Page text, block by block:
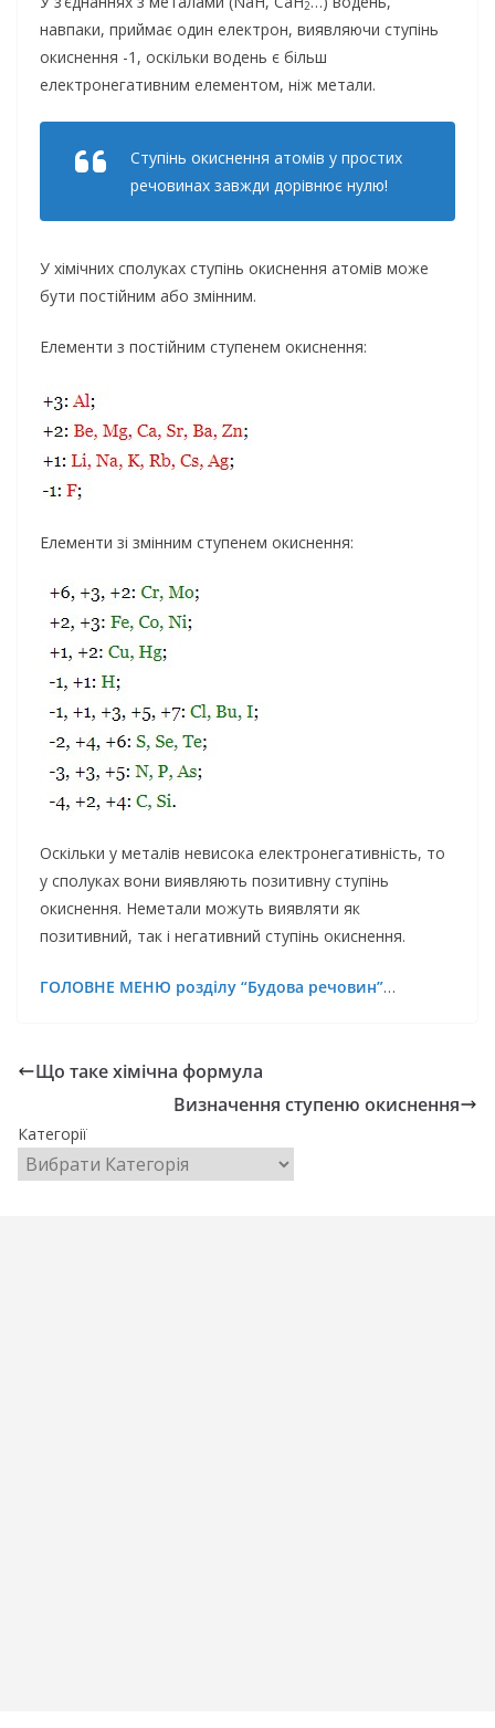
2
навпаки, приймає один електрон, виявляючи ступінь
окиснення -1, оскільки водень є більш
електронегативним елементом, ніж метали.
Ступінь окиснення атомів у простих
речовинах завжди дорівнює нулю!
У хімічних сполуках ступінь окиснення атомів може
бути постійним або змінним.
Елементи з постійним ступенем окиснення:
Елементи зі змінним ступенем окиснення:
Оскільки у металів невисока електронегативність, то
у сполуках вони виявляють позитивну ступінь
окиснення. Неметали можуть виявляти як
позитивний, так і негативний ступінь окиснення.
ГОЛОВНЕ МЕНЮ розділу “Будова речовин”…
Що таке хімічна формула
Визначення ступеню окиснення
Категорії